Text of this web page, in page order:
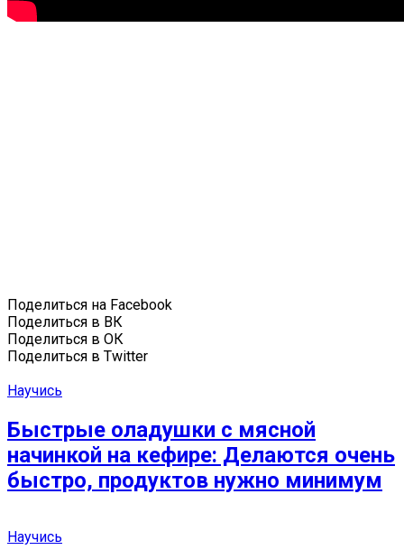
Поделиться на Facebook
Поделиться в ВК
Поделиться в ОК
Поделиться в Twitter
Научись
Быстрые оладушки с мясной
начинкой на кефире: Делаются очень
быстро, продуктов нужно минимум
Научись